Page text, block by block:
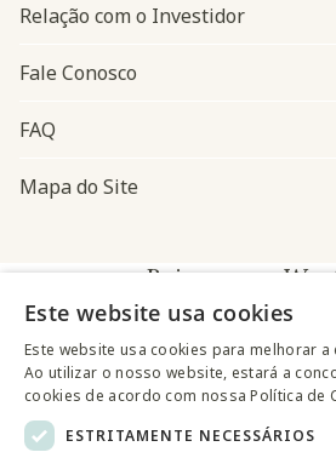
Relação com o Investidor
Fale Conosco
FAQ
Mapa do Site
Baixe o app
Este website usa cookies
Este website usa cookies para melhorar
Ao utilizar o nosso website, estará a
cookies de acordo com nossa Política de
ESTRITAMENTE NECESSÁRIOS